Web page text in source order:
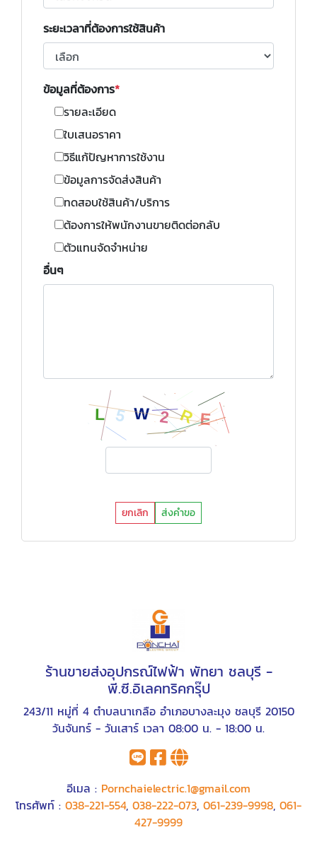
ระยะเวลาที่ต้องการใช้สินค้า
ข้อมูลที่ต้องการ
รายละเอียด
ใบเสนอราคา
วิธีแก้ปัญหาการใช้งาน
ข้อมูลการจัดส่งสินค้า
ทดสอบใช้สินค้า/บริการ
ต้องการให้พนักงานขายติดต่อกลับ
ตัวแทนจัดจำหน่าย
อื่นๆ
ยกเลิก ส่งคำขอ
ร้านขายส่งอุปกรณ์ไฟฟ้า พัทยา ชลบุรี -
พี.ซี.อิเลคทริคกรุ๊ป
243/11 หมู่ที่ 4 ตำบลนาเกลือ อำเภอบางละมุง ชลบุรี 20150
วันจันทร์ - วันเสาร์ เวลา 08:00 น. - 18:00 น.
อีเมล : Pornchaielectric.1@gmail.com
โทรศัพท์ : 038-221-554, 038-222-073, 061-239-9998, 061-
427-9999